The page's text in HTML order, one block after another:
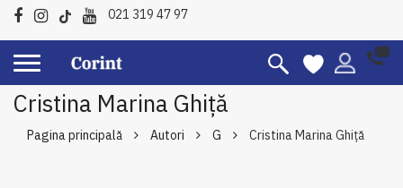
021 319 47 97
Cristina Marina Ghiță
Pagina principală Autori G Cristina Marina Ghiță